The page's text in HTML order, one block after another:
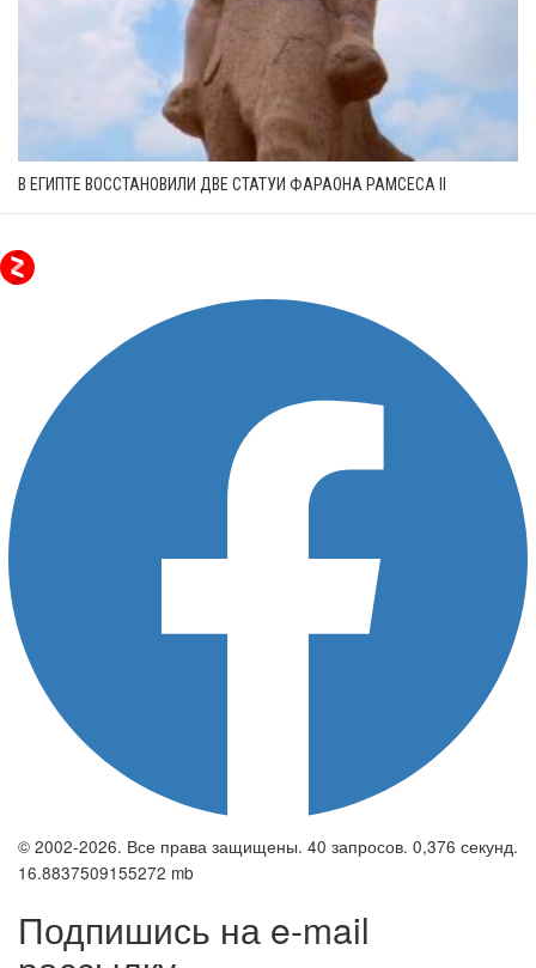
В ЕГИПТЕ ВОССТАНОВИЛИ ДВЕ СТАТУИ ФАРАОНА РАМСЕСА II
© 2002-2026. Все права защищены. 40 запросов. 0,376 секунд.
16.8837509155272 mb
Подпишись на e-mail